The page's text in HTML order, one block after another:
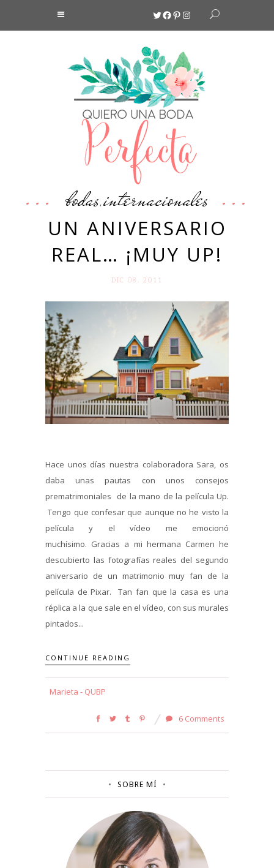
Twitter
Facebook
Pinterest
Instagram
bodas,internacionales
UN ANIVERSARIO
REAL… ¡MUY UP!
DIC 08. 2011
Hace unos días nuestra colaboradora Sara, os
daba unas pautas con unos consejos
prematrimoniales de la mano de la película Up.
Tengo que confesar que aunque no he visto la
película y el vídeo me emocionó
muchísimo. Gracias a mi hermana Carmen he
descubierto las fotografías reales del segundo
aniversario de un matrimonio muy fan de la
película de Pixar. Tan fan que la casa es una
réplica a la que sale en el vídeo, con sus murales
pintados...
CONTINUE READING
Marieta - QUBP
6 Comments
SOBRE MÍ